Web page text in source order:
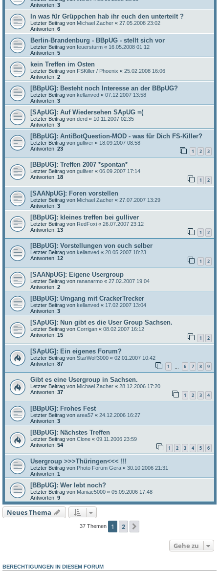
Antworten: 3
In was für Grüppchen hab ihr euch den unterteilt ?
Letzter Beitrag von Michael Zacher « 27.05.2008 23:02
Antworten: 6
Berlin-Brandenburg - BBpUG - stellt sich vor
Letzter Beitrag von feuersturm « 16.05.2008 01:12
Antworten: 5
kein Treffen im Osten
Letzter Beitrag von FSKiller / Phoenix « 25.02.2008 16:06
Antworten: 2
[BBpUG]: Besteht noch Interesse an der BBpUG?
Letzter Beitrag von kellanved « 07.12.2007 13:58
Antworten: 3
[SApUG]: Auf Wiedersehen SApUG =(
Letzter Beitrag von derd « 10.11.2007 02:35
Antworten: 3
[BBpUG]: AntiBotQuestion-MOD - was für Dich FS-Killer?
Letzter Beitrag von gulliver « 18.09.2007 08:58
Antworten: 23 1 2 3
[BBpUG]: Treffen 2007 *spontan*
Letzter Beitrag von gulliver « 06.09.2007 17:14
Antworten: 18 1 2
[SAANpUG]: Foren vorstellen
Letzter Beitrag von Michael Zacher « 27.07.2007 13:29
Antworten: 3
[BBpUG]: kleines treffen bei gulliver
Letzter Beitrag von RedFoxi « 26.07.2007 23:12
Antworten: 13 1 2
[BBpUG]: Vorstellungen von euch selber
Letzter Beitrag von kellanved « 20.05.2007 18:23
Antworten: 12 1 2
[SAANpUG]: Eigene Usergroup
Letzter Beitrag von rananarmo « 27.02.2007 19:04
Antworten: 2
[BBpUG]: Umgang mit CrackerTrecker
Letzter Beitrag von kellanved « 17.02.2007 13:04
Antworten: 3
[SApUG]: Nun gibt es die User Group Sachsen.
Letzter Beitrag von Corrigan « 08.02.2007 16:12
Antworten: 15 1 2
[SApUG]: Ein eigenes Forum?
Letzter Beitrag von StarWolf3000 « 02.01.2007 10:42
Antworten: 87 1 6 7 8 9
Gibt es eine Usergroup in Sachsen.
Letzter Beitrag von Michael Zacher « 28.12.2006 17:20
Antworten: 37 1 2 3 4
[BBpUG]: Frohes Fest
Letzter Beitrag von area57 « 24.12.2006 16:27
Antworten: 3
[BBpUG]: Nächstes Treffen
Letzter Beitrag von Clone « 09.11.2006 23:59
Antworten: 54 1 2 3 4 5 6
Usergroup >>>Thüringen<<< !!!
Letzter Beitrag von Photo Forum Gera « 30.10.2006 21:31
Antworten: 1
[BBpUG]: Wer lebt noch?
Letzter Beitrag von Maniac5000 « 05.09.2006 17:48
Antworten: 9
Neues Thema
37 Themen 1 2
Gehe zu
BERECHTIGUNGEN IN DIESEM FORUM